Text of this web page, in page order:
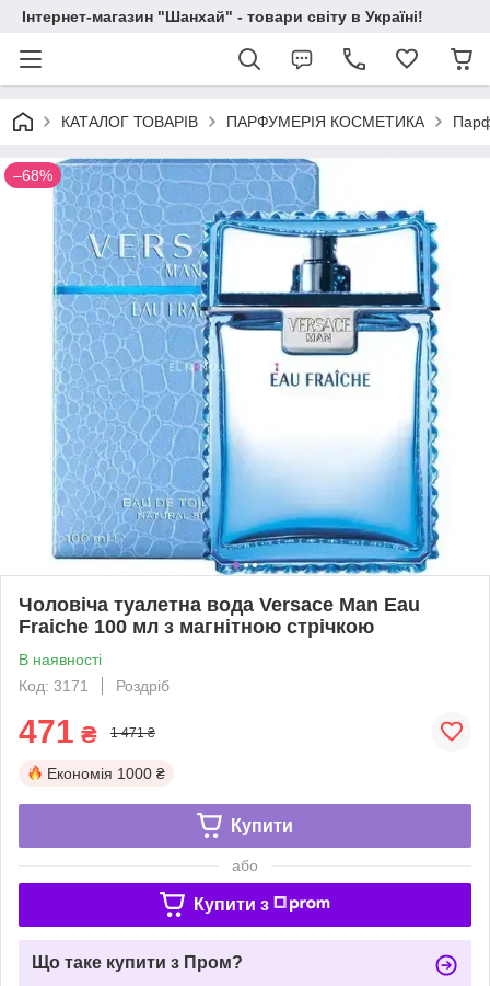
Інтернет-магазин "Шанхай" - товари світу в Україні!
КАТАЛОГ ТОВАРІВ ПАРФУМЕРІЯ КОСМЕТИКА
–68%
Чоловіча туалетна вода Versace Man Eau
Fraiche 100 мл з магнітною стрічкою
В наявності
Код: 3171
Роздріб
471 ₴ 1 471 ₴
Економія 1000 ₴
Купити
або
Купити з
Що таке купити з Пром?